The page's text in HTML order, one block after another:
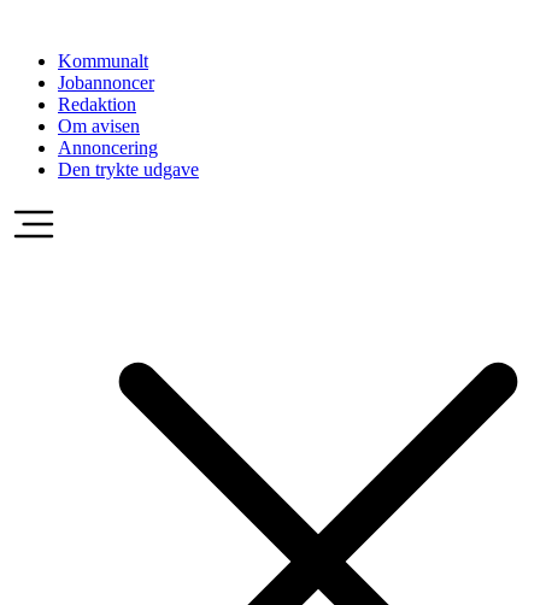
indholdKommunalt
Jobannoncer
Redaktion
Om avisen
Annoncering
Den trykte udgave